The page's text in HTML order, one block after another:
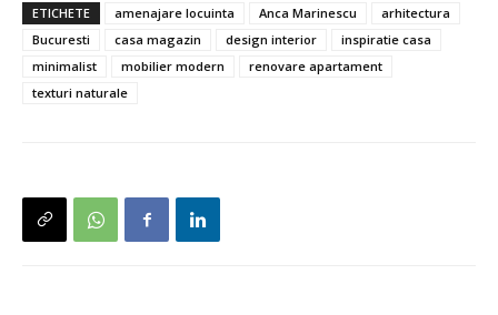
ETICHETE amenajare locuinta Anca Marinescu
arhitectura
Bucuresti
casa magazin design interior
inspiratie casa
minimalist
mobilier modern
renovare apartament
texturi naturale